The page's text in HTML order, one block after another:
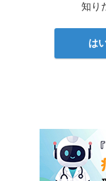
知り
は